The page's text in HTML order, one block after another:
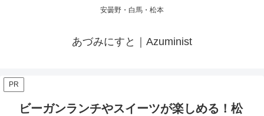
安曇野・白馬・松本
あづみにすと｜Azuminist
PR
ビーガンランチやスイーツが楽しめる！松